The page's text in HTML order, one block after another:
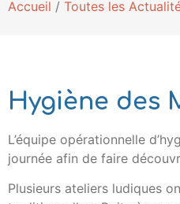
Accueil / Toutes les
Hygiène des
L’équipe opérationnelle
journée afin de faire
Plusieurs ateliers ludiques